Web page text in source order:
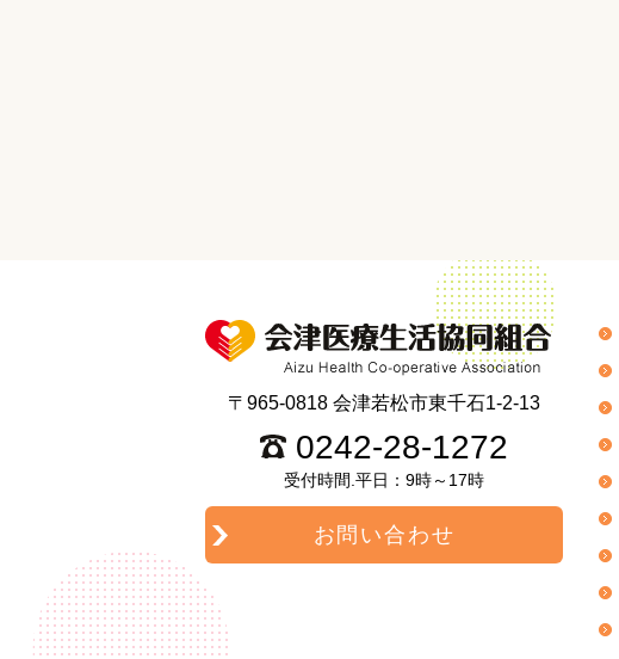
〒965-0818 会津若松市東千石1-2-13
0242-28-1272
受付時間.平日：9時～17時
お問い合わせ